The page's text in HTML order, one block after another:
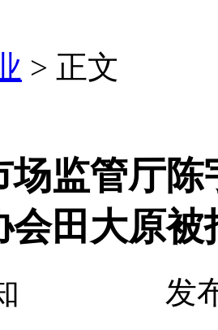
> 正文
场监管厅
会田大原
知 发布时